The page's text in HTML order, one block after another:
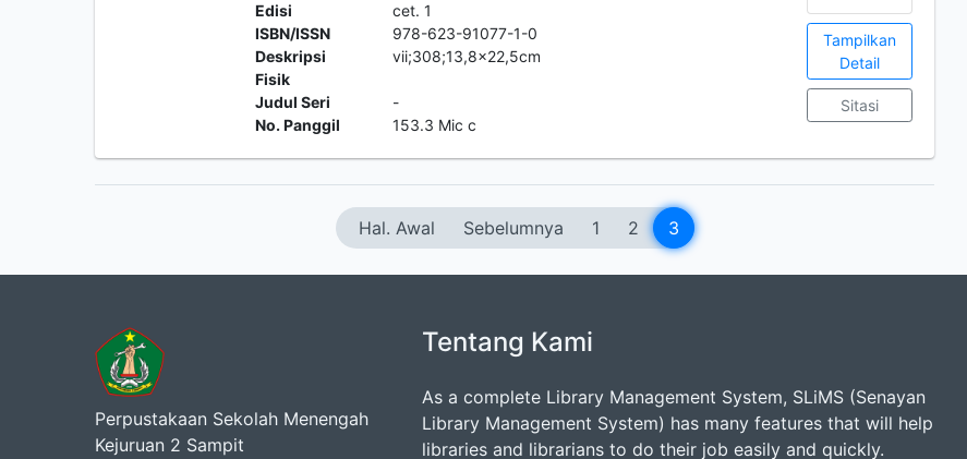
Edisi
cet. 1
ISBN/ISSN
978-623-91077-1-0
Deskripsi
Fisik
vii;308;13,8x22,5cm
Judul Seri
-
No. Panggil
153.3 Mic c
Tampilkan
Detail
Sitasi
Hal. Awal Sebelumnya 1 2 3
Perpustakaan Sekolah Menengah
Kejuruan 2 Sampit
Tentang Kami
As a complete Library Management System, SLiMS (Senayan
Library Management System) has many features that will help
libraries and librarians to do their job easily and quickly.